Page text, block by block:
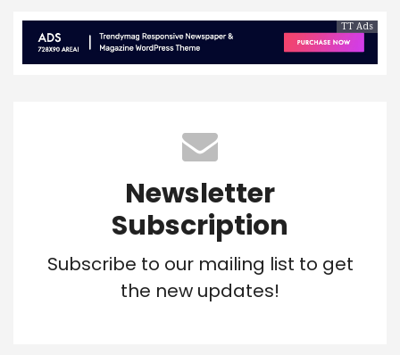
TT Ads
Newsletter
Subscription
Subscribe to our mailing list to get
the new updates!